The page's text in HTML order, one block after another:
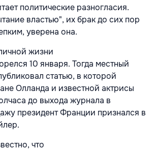
политические разногласия.
властью", их брак до сих пор
уверена она.
жизни
10 января. Тогда местный
статью, в которой
Олланда и известной актрисы
до выхода журнала в
президент Франции признался в
что